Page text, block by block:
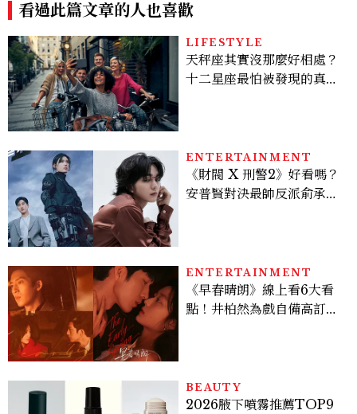
看過此篇文章的人也喜歡
LIFESTYLE
天秤座其實沒那麼好相處？
十二星座最怕被發現的真實
ENTERTAINMENT
《財閥 X 刑警2》好看嗎？
安普賢對決最帥反派俞承
多大？
ENTERTAINMENT
《早春晴朗》線上看6大看
點！井柏然為戲自備高訂，
BEAUTY
2026腋下噴霧推薦TOP9